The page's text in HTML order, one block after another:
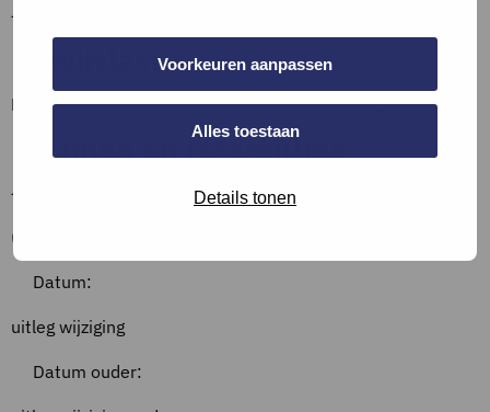
Voorkeuren aanpassen
Alles toestaan
Details tonen
–
Bewijslast
Beschrijf de situatie in de notities van de vraag.
Bronnen en referenties
–
Overzicht wijzigingen
Datum:
uitleg wijziging
Datum ouder: